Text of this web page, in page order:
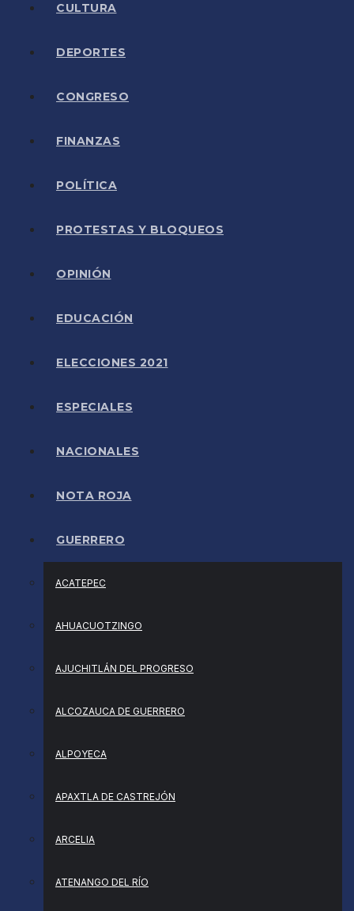
CULTURA
DEPORTES
CONGRESO
FINANZAS
POLÍTICA
PROTESTAS Y BLOQUEOS
OPINIÓN
EDUCACIÓN
ELECCIONES 2021
ESPECIALES
NACIONALES
NOTA ROJA
GUERRERO
ACATEPEC
AHUACUOTZINGO
AJUCHITLÁN DEL PROGRESO
ALCOZAUCA DE GUERRERO
ALPOYECA
APAXTLA DE CASTREJÓN
ARCELIA
ATENANGO DEL RÍO